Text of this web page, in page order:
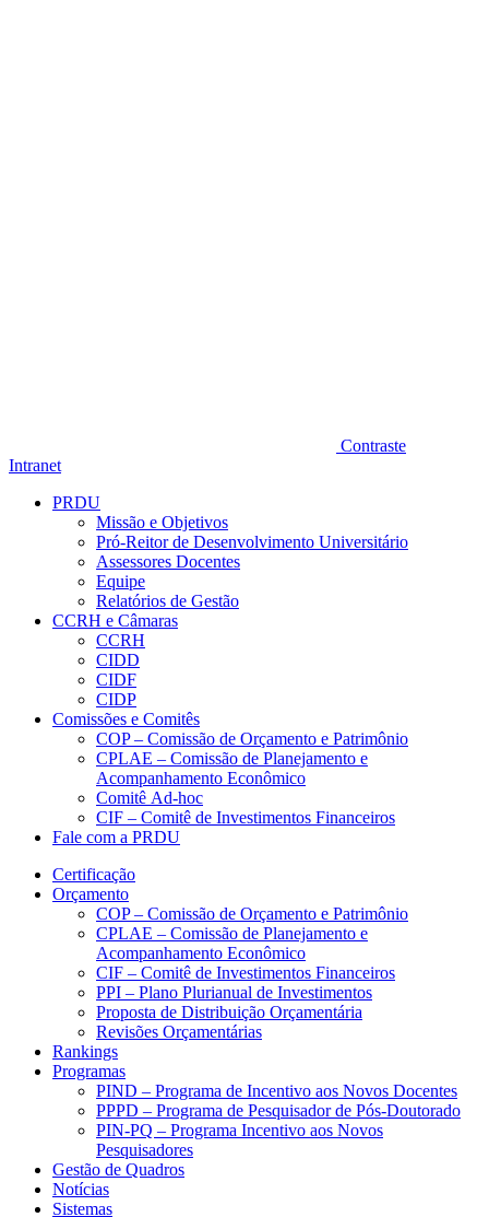
Contraste
Intranet
PRDU
Missão e Objetivos
Pró-Reitor de Desenvolvimento Universitário
Assessores Docentes
Equipe
Relatórios de Gestão
CCRH e Câmaras
CCRH
CIDD
CIDF
CIDP
Comissões e Comitês
COP – Comissão de Orçamento e Patrimônio
CPLAE – Comissão de Planejamento e
Acompanhamento Econômico
Comitê Ad-hoc
CIF – Comitê de Investimentos Financeiros
Fale com a PRDU
Certificação
Orçamento
COP – Comissão de Orçamento e Patrimônio
CPLAE – Comissão de Planejamento e
Acompanhamento Econômico
CIF – Comitê de Investimentos Financeiros
PPI – Plano Plurianual de Investimentos
Proposta de Distribuição Orçamentária
Revisões Orçamentárias
Rankings
Programas
PIND – Programa de Incentivo aos Novos Docentes
PPPD – Programa de Pesquisador de Pós-Doutorado
PIN-PQ – Programa Incentivo aos Novos
Pesquisadores
Gestão de Quadros
Notícias
Sistemas